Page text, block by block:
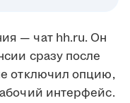
— чат hh.ru. Он
сразу после
отключил опцию,
интерфейс.